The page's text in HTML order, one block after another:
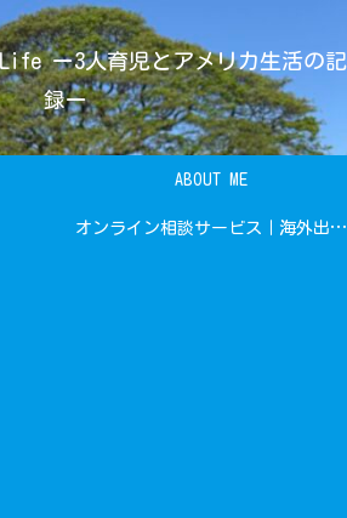
ー3人育児とアメリカ生活の記
録ー
ABOUT ME
オンライン相談サービス｜海外出産・育児・生活相談